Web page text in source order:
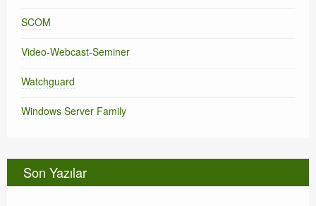
SCOM
Video-Webcast-Seminer
Watchguard
Windows Server Family
Son Yazılar